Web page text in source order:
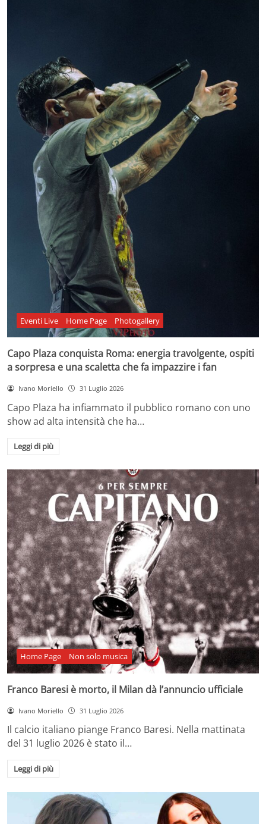
Eventi Live Home Page Photogallery
Capo Plaza conquista Roma: energia travolgente, ospiti
a sorpresa e una scaletta che fa impazzire i fan
Ivano Moriello 31 Luglio 2026
Capo Plaza ha infiammato il pubblico romano con uno
show ad alta intensità che ha…
Leggi di più
Home Page Non solo musica
Franco Baresi è morto, il Milan dà l’annuncio ufficiale
Ivano Moriello 31 Luglio 2026
Il calcio italiano piange Franco Baresi. Nella mattinata
del 31 luglio 2026 è stato il…
Leggi di più